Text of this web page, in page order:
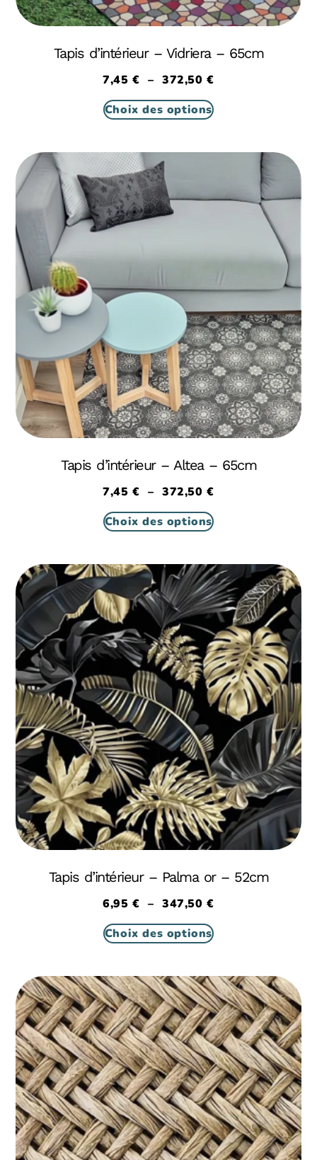
Tapis d’intérieur – Vidriera – 65cm
7,45€ – 372,50€
Choix des options
Tapis d’intérieur – Altea – 65cm
7,45€ – 372,50€
Choix des options
Tapis d’intérieur – Palma or – 52cm
6,95€ – 347,50€
Choix des options